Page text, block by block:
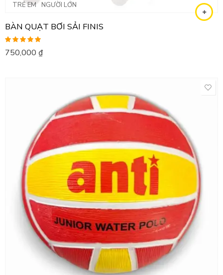
TRẺ EM NGƯỜI LỚN
BÀN QUẠT BƠI SẢI FINIS
Được xếp
hạng5.00 5
750,000 ₫